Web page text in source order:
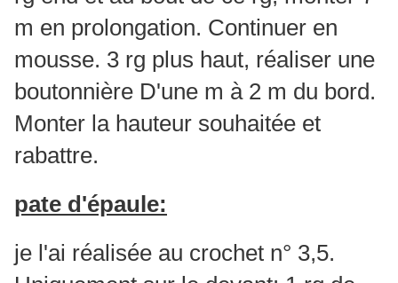
m en prolongation. Continuer en
mousse. 3 rg plus haut, réaliser une
boutonnière D'une m à 2 m du bord.
Monter la hauteur souhaitée et
rabattre.
pate d'épaule:
je l'ai réalisée au crochet n° 3,5.